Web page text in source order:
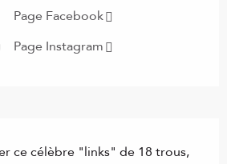
Page Facebook
Page Instagram
ce célèbre "links" de 18 trous,